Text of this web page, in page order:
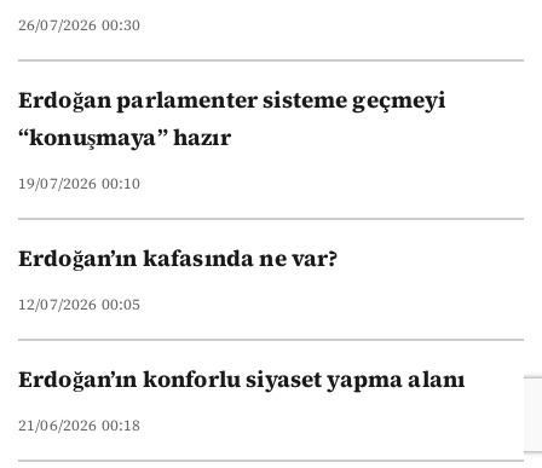
26/07/2026 00:30
Erdoğan parlamenter sisteme geçmeyi
“konuşmaya” hazır
19/07/2026 00:10
Erdoğan’ın kafasında ne var?
12/07/2026 00:05
Erdoğan’ın konforlu siyaset yapma alanı
21/06/2026 00:18